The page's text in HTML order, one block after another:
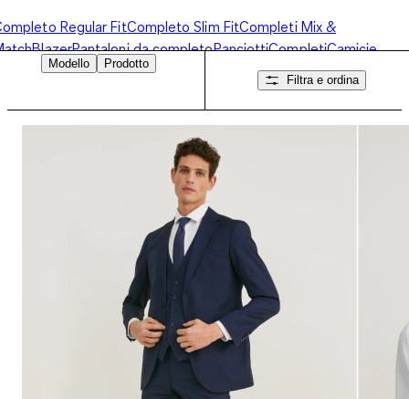
Regular FitCompleto Slim FitCompleti Mix &
BlazerPantaloni da completoPanciottiCompletiCamicie
Completi da sera
Modello
Prodotto
Filtra e ordina